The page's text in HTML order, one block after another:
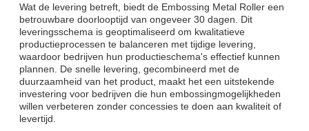
Wat de levering betreft, biedt de Embossing Metal Roller een
betrouwbare doorlooptijd van ongeveer 30 dagen. Dit
leveringsschema is geoptimaliseerd om kwalitatieve
productieprocessen te balanceren met tijdige levering,
waardoor bedrijven hun productieschema's effectief kunnen
plannen. De snelle levering, gecombineerd met de
duurzaamheid van het product, maakt het een uitstekende
investering voor bedrijven die hun embossingmogelijkheden
willen verbeteren zonder concessies te doen aan kwaliteit of
levertijd.